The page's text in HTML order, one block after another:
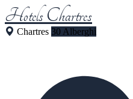
Hotels Chartres
Chartres 30 Alberghi